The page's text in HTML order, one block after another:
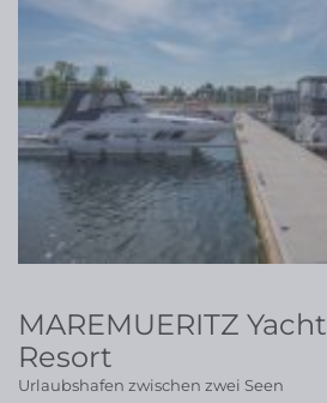
MAREMUERITZ
Resort
Urlaubshafen zwischen zwei Seen